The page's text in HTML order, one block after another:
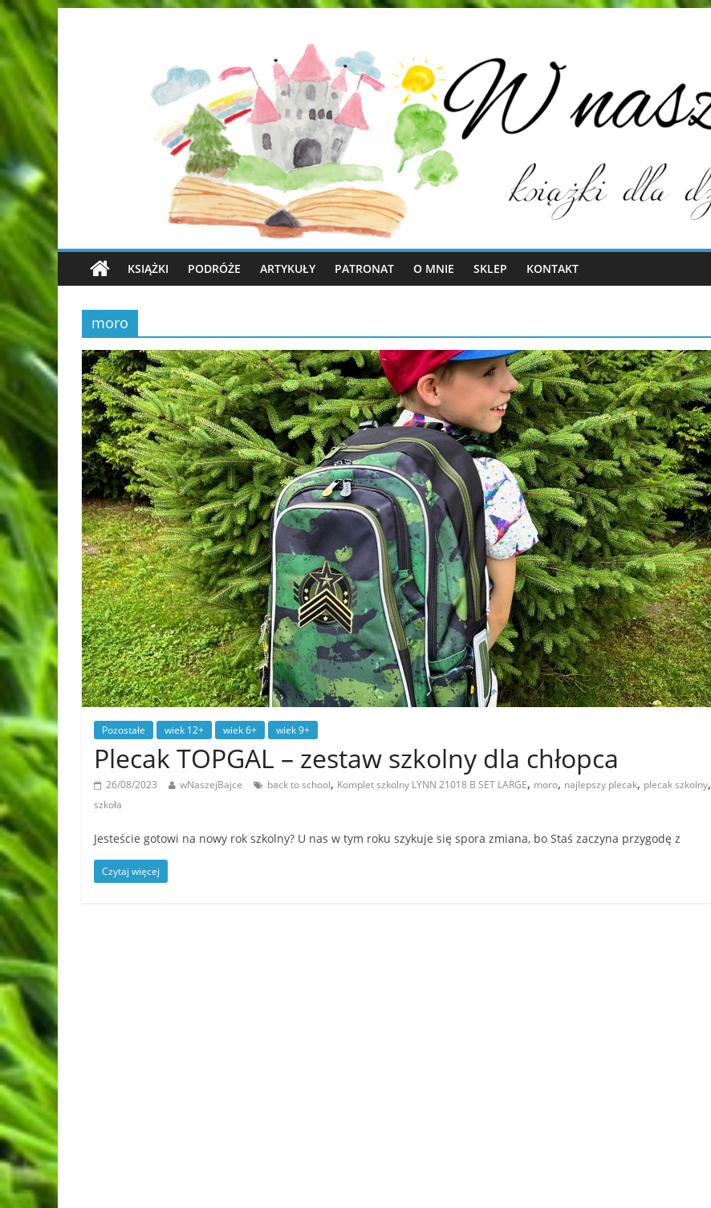
KSIĄŻKI PODRÓŻE ARTYKUŁY PATRONAT O MNIE SKLEP KONTAKT
moro
Pozostałe wiek 12+ wiek 6+ wiek 9+
Plecak TOPGAL – zestaw szkolny dla chłopca
26/08/2023 wNaszejBajce back to school, Komplet szkolny LYNN 21018 B SET LARGE, moro, najlepszy plecak, plecak szkolny,
szkoła
Jesteście gotowi na nowy rok szkolny? U nas w tym roku szykuje się spora zmiana, bo Staś zaczyna przygodę z
Czytaj więcej